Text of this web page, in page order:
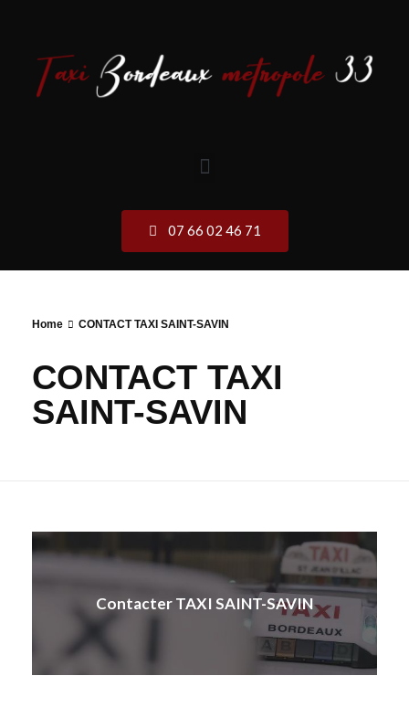
07 66 02 46 71
Home CONTACT TAXI SAINT-SAVIN
CONTACT TAXI
SAINT-SAVIN
Contacter TAXI SAINT-SAVIN